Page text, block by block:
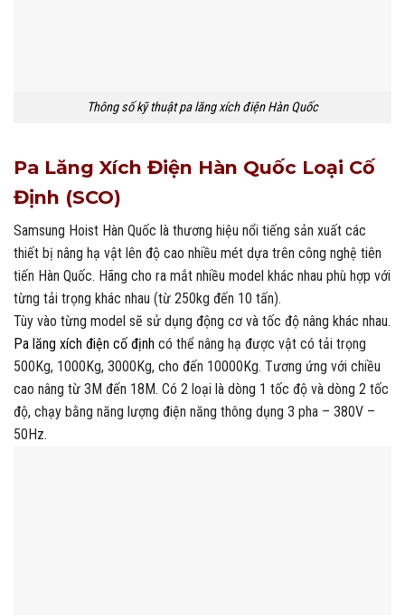
Thông số kỹ thuật pa lăng xích điện Hàn Quốc
Pa Lăng Xích Điện Hàn Quốc Loại Cố
Định (SCO)
Samsung Hoist Hàn Quốc là thương hiệu nổi tiếng sản xuất các
thiết bị nâng hạ vật lên độ cao nhiều mét dựa trên công nghệ tiên
tiến Hàn Quốc. Hãng cho ra mắt nhiều model khác nhau phù hợp với
từng tải trọng khác nhau (từ 250kg đến 10 tấn).
Tùy vào từng model sẽ sử dụng động cơ và tốc độ nâng khác nhau.
Pa lăng xích điện cố định có thể nâng hạ được vật có tải trọng
500Kg, 1000Kg, 3000Kg, cho đến 10000Kg. Tương ứng với chiều
cao nâng từ 3M đến 18M. Có 2 loại là dòng 1 tốc độ và dòng 2 tốc
độ, chạy bằng năng lượng điện năng thông dụng 3 pha – 380V –
50Hz.